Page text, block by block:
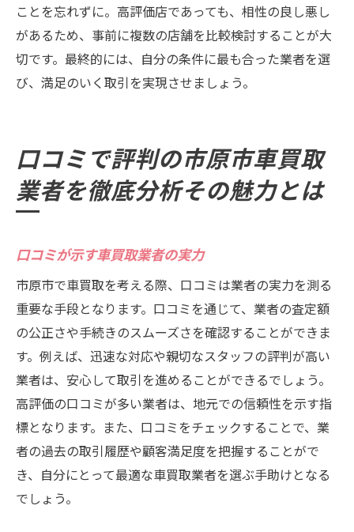
ことを忘れずに。高評価店であっても、相性の良し悪し
があるため、事前に複数の店舗を比較検討することが大
切です。最終的には、自分の条件に最も合った業者を選
び、満足のいく取引を実現させましょう。
口コミで評判の市原市車買取
業者を徹底分析その魅力とは
口コミが示す車買取業者の実力
市原市で車買取を考える際、口コミは業者の実力を測る
重要な手段となります。口コミを通じて、業者の査定額
の公正さや手続きのスムーズさを確認することができま
す。例えば、迅速な対応や親切なスタッフの評判が高い
業者は、安心して取引を進めることができるでしょう。
高評価の口コミが多い業者は、地元での信頼性を示す指
標となります。また、口コミをチェックすることで、業
者の過去の取引履歴や顧客満足度を把握することがで
き、自分にとって最適な車買取業者を選ぶ手助けとなる
でしょう。